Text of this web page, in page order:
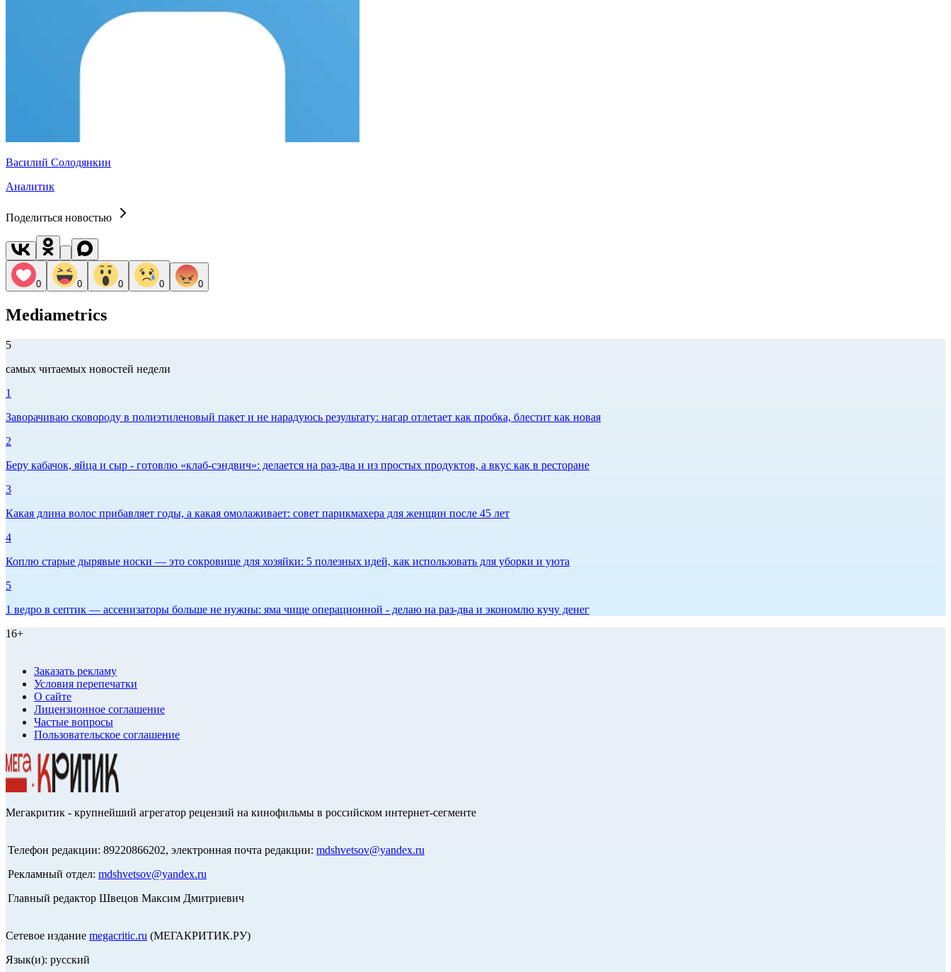
Василий Солодянкин
Аналитик
Поделиться новостью
0 0 0 0 0
Mediametrics
5
самых читаемых новостей недели
1
Заворачиваю сковороду в полиэтиленовый пакет и не нарадуюсь результату: нагар отлетает как пробка, блестит как новая
2
Беру кабачок, яйца и сыр - готовлю «клаб-сэндвич»: делается на раз-два и из простых продуктов, а вкус как в ресторане
3
Какая длина волос прибавляет годы, а какая омолаживает: совет парикмахера для женщин после 45 лет
4
Коплю старые дырявые носки — это сокровище для хозяйки: 5 полезных идей, как использовать для уборки и уюта
5
1 ведро в септик — ассенизаторы больше не нужны: яма чище операционной - делаю на раз-два и экономлю кучу денег
16+
Заказать рекламу
Условия перепечатки
О сайте
Лицензионное соглашение
Частые вопросы
Пользовательское соглашение
Мегакритик - крупнейший агрегатор рецензий на кинофильмы в российском интернет-сегменте
Телефон редакции: 89220866202, электронная почта редакции: mdshvetsov@yandex.ru
Рекламный отдел: mdshvetsov@yandex.ru
Главный редактор Швецов Максим Дмитриевич
Сетевое издание megacritic.ru (МЕГАКРИТИК.РУ)
Язык(и): русский